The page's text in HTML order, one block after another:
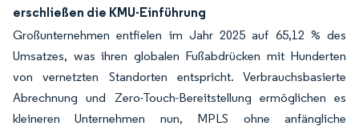
erschließen die KMU-Einführung
Großunternehmen entfielen im Jahr 2025 auf 65,12 % des
Umsatzes, was ihren globalen Fußabdrücken mit Hunderten
von vernetzten Standorten entspricht. Verbrauchsbasierte
Abrechnung und Zero-Touch-Bereitstellung ermöglichen es
kleineren Unternehmen nun, MPLS ohne anfängliche